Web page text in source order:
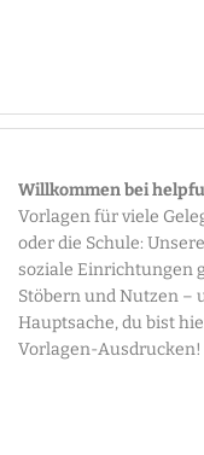
Willkommen bei
Vorlagen für viele
oder die Schule:
soziale Einrichtungen
Stöbern und Nutzen –
Hauptsache, du bist
Vorlagen-Ausdrucken!